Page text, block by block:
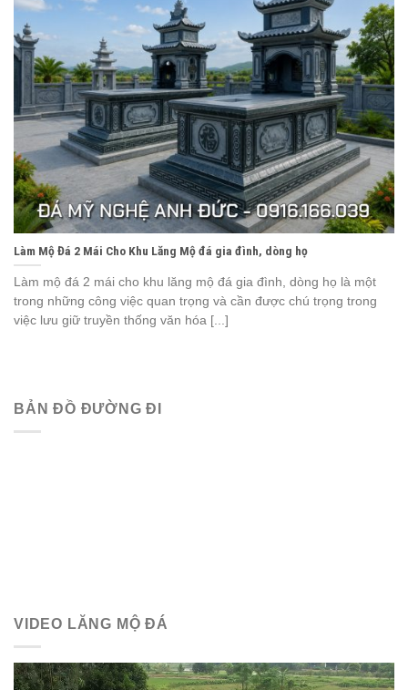
Làm Mộ Đá 2 Mái Cho Khu Lăng Mộ đá gia đình, dòng họ
Làm mộ đá 2 mái cho khu lăng mộ đá gia đình, dòng họ là một
trong những công việc quan trọng và cần được chú trọng trong
việc lưu giữ truyền thống văn hóa [...]
BẢN ĐỒ ĐƯỜNG ĐI
VIDEO LĂNG MỘ ĐÁ